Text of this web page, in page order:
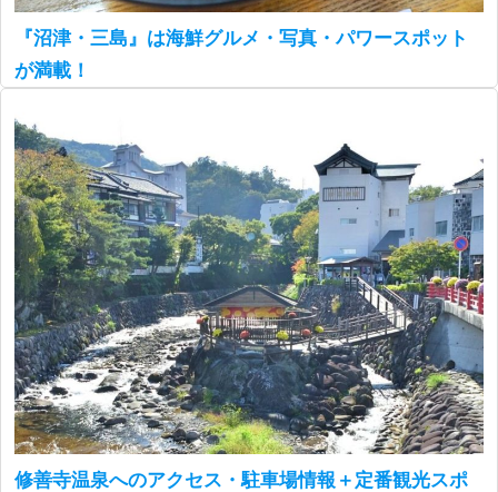
『沼津・三島』は海鮮グルメ・写真・パワースポット
が満載！
修善寺温泉へのアクセス・駐車場情報＋定番観光スポ